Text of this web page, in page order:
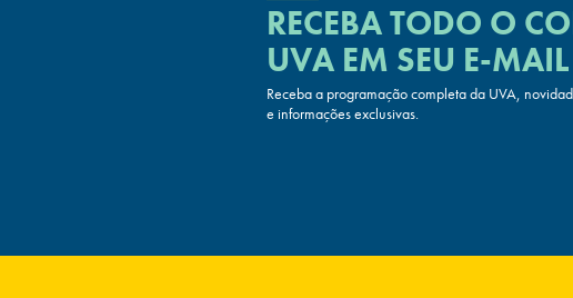
RECEBA TODO O
UVAEM SEU E-MAIL
Receba a programação completa da UVA,
e informações exclusivas.